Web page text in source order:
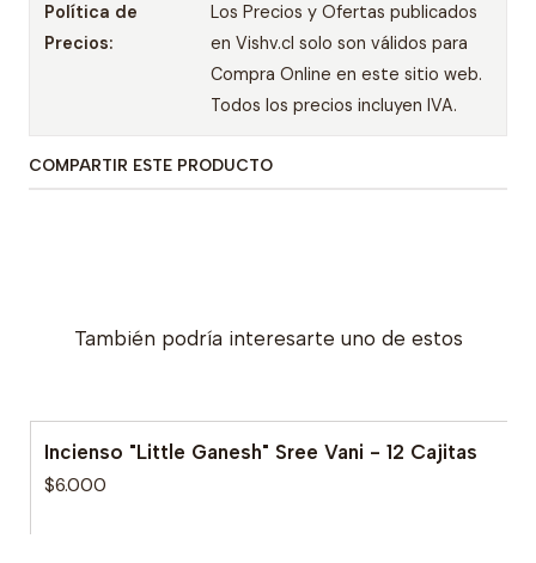
Política de
Precios:
Los Precios y Ofertas publicados
en Vishv.cl solo son válidos para
Compra Online en este sitio web.
Todos los precios incluyen IVA.
COMPARTIR ESTE PRODUCTO
También podría interesarte uno de estos
Incienso "Little Ganesh" Sree Vani - 12 Cajitas
$6.000